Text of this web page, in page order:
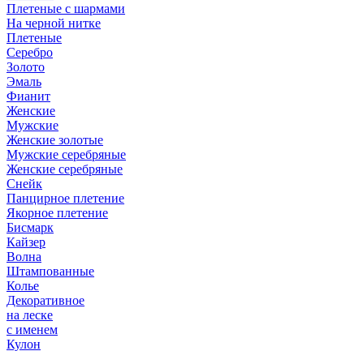
Плетеные с шармами
На черной нитке
Плетеные
Серебро
Золото
Эмаль
Фианит
Женские
Мужские
Женские золотые
Мужские серебряные
Женские серебряные
Снейк
Панцирное плетение
Якорное плетение
Бисмарк
Кайзер
Волна
Штампованные
Колье
Декоративное
на леске
с именем
Кулон